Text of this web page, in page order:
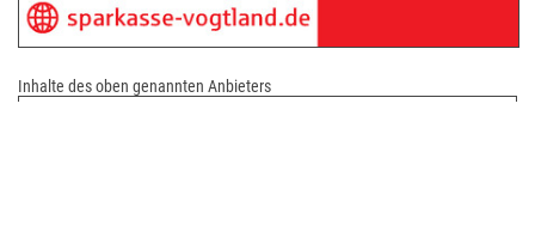
Inhalte des oben genannten Anbieters